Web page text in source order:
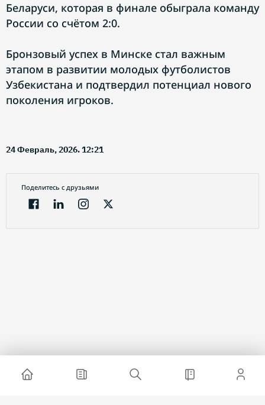
Беларуси, которая в финале обыграла команду
России со счётом 2:0.
Бронзовый успех в Минске стал важным
этапом в развитии молодых футболистов
Узбекистана и подтвердил потенциал нового
поколения игроков.
24 Февраль, 2026. 12:21
Поделитесь с друзьями